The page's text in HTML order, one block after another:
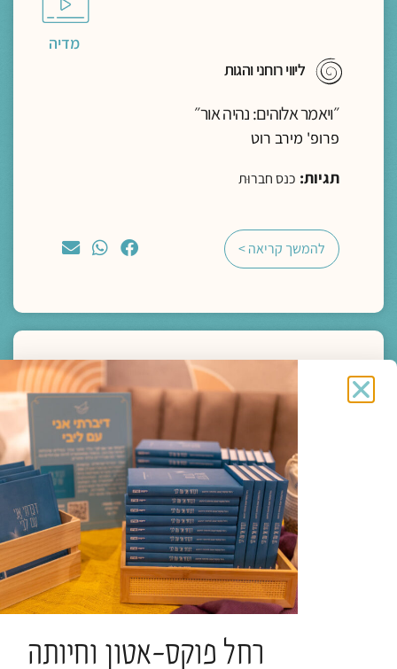
מדיה
ליווי רוחני והגות
״ויאמר אלוהים: נהיה אור״
פרופ' מירב רוט
תגיות: כנס חברוּת
להמשך קריאה >
מדיה
ליווי רוחני והגות
לתעות אל הבאר עם הנסיך הקטן | חברות מחיה
בזמני עייפות הלב
הרב פרופ' אלי הולצר
תגיות:כנס חברוּת
להמשך קריאה >רחל פוקס-אטון וחיותה